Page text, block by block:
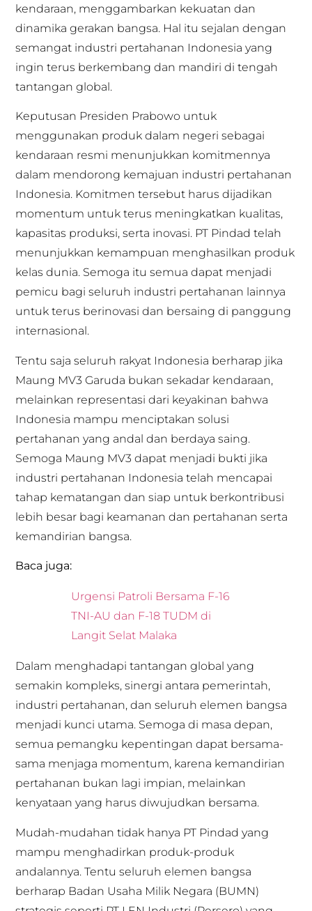
kendaraan, menggambarkan kekuatan dan
dinamika gerakan bangsa. Hal itu sejalan dengan
semangat industri pertahanan Indonesia yang
ingin terus berkembang dan mandiri di tengah
tantangan global.
Keputusan Presiden Prabowo untuk
menggunakan produk dalam negeri sebagai
kendaraan resmi menunjukkan komitmennya
dalam mendorong kemajuan industri pertahanan
Indonesia. Komitmen tersebut harus dijadikan
momentum untuk terus meningkatkan kualitas,
kapasitas produksi, serta inovasi. PT Pindad telah
menunjukkan kemampuan menghasilkan produk
kelas dunia. Semoga itu semua dapat menjadi
pemicu bagi seluruh industri pertahanan lainnya
untuk terus berinovasi dan bersaing di panggung
internasional.
Tentu saja seluruh rakyat Indonesia berharap jika
Maung MV3 Garuda bukan sekadar kendaraan,
melainkan representasi dari keyakinan bahwa
Indonesia mampu menciptakan solusi
pertahanan yang andal dan berdaya saing.
Semoga Maung MV3 dapat menjadi bukti jika
industri pertahanan Indonesia telah mencapai
tahap kematangan dan siap untuk berkontribusi
lebih besar bagi keamanan dan pertahanan serta
kemandirian bangsa.
Baca juga:
Urgensi Patroli Bersama F-16
TNI-AU dan F-18 TUDM di
Langit Selat Malaka
Dalam menghadapi tantangan global yang
semakin kompleks, sinergi antara pemerintah,
industri pertahanan, dan seluruh elemen bangsa
menjadi kunci utama. Semoga di masa depan,
semua pemangku kepentingan dapat bersama-
sama menjaga momentum, karena kemandirian
pertahanan bukan lagi impian, melainkan
kenyataan yang harus diwujudkan bersama.
Mudah-mudahan tidak hanya PT Pindad yang
mampu menghadirkan produk-produk
andalannya. Tentu seluruh elemen bangsa
berharap Badan Usaha Milik Negara (BUMN)